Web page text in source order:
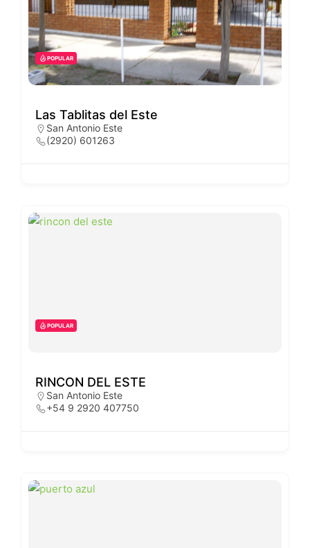
POPULAR
Las Tablitas del Este
San Antonio Este
(2920) 601263
POPULAR
RINCON DEL ESTE
San Antonio Este
+54 9 2920 407750